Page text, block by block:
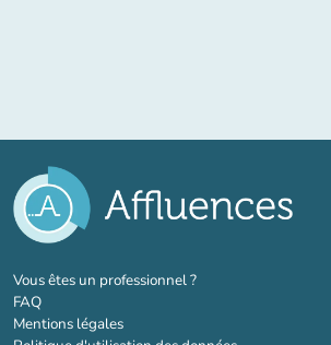
Vous êtes un professionnel ?(nouvel onglet)
FAQ
Mentions légales